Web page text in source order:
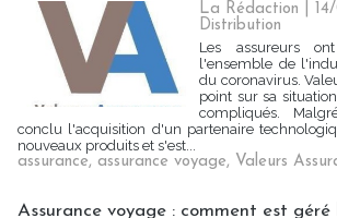
La Rédaction |
Distribution
Les assureurs
l'ensemble de
du coronavirus.
point sur sa
compliqués.
conclu l'acquisition d'un partenaire
nouveaux produits et s'est...
assurance, assurance voyage, Valeurs
Assurance voyage : comment est géré